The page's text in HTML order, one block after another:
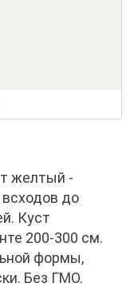
желтый -
до
Куст
200-300 см.
формы,
Без ГМО.